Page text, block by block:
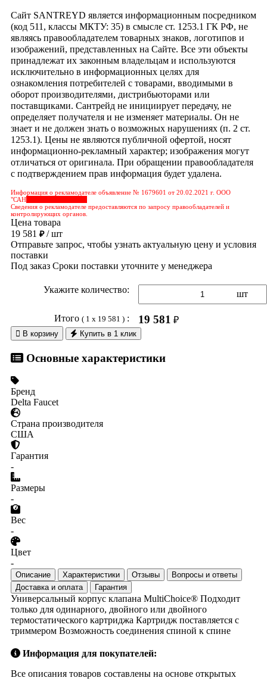
Сайт SANTREYD является информационным посредником
(код 511, классы МКТУ: 35) в смысле ст. 1253.1 ГК РФ, не
являясь правообладателем товарных знаков, логотипов и
изображений, представленных на Сайте. Все эти объекты
принадлежат их законным владельцам и используются
исключительно в информационных целях для
ознакомления потребителей с товарами, вводимыми в
оборот производителями, дистрибьюторами или
поставщиками. Сантрейд не инициирует передачу, не
определяет получателя и не изменяет материалы. Он не
знает и не должен знать о возможных нарушениях (п. 2 ст.
1253.1). Цены не являются публичной офертой, носят
информационно-рекламный характер; изображения могут
отличаться от оригинала. При обращении правообладателя
с подтверждением прав информация будет удалена.
Информация о рекламодателе объявление № 1679601 от 20.02.2021 г. ООО
"САН
Сведения о рекламодателе предоставляются по запросу правообладателей и
контролирующих органов.
Цена товара
19 581 ₽/ шт
Отправьте запрос, чтобы узнать актуальную цену и условия
поставки
Под заказ Сроки поставки уточните у менеджера
Укажите количество: шт
Итого ( 1 x 19 581 ): 19 581 ₽
 В корзину Купить в 1 клик
Основные характеристики
Бренд
Delta Faucet
Страна производителя
США
Гарантия
-
Размеры
-
Вес
-
Цвет
-
Описание Характеристики Отзывы
Вопросы и ответы
Доставка и оплата
Гарантия
Универсальный корпус клапана MultiChoice® Подходит
только для одинарного, двойного или двойного
термостатического картриджа Картридж поставляется с
триммером Возможность соединения спиной к спине
Информация для покупателей:
Все описания товаров составлены на основе открытых